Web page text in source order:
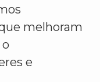
melhoram
e